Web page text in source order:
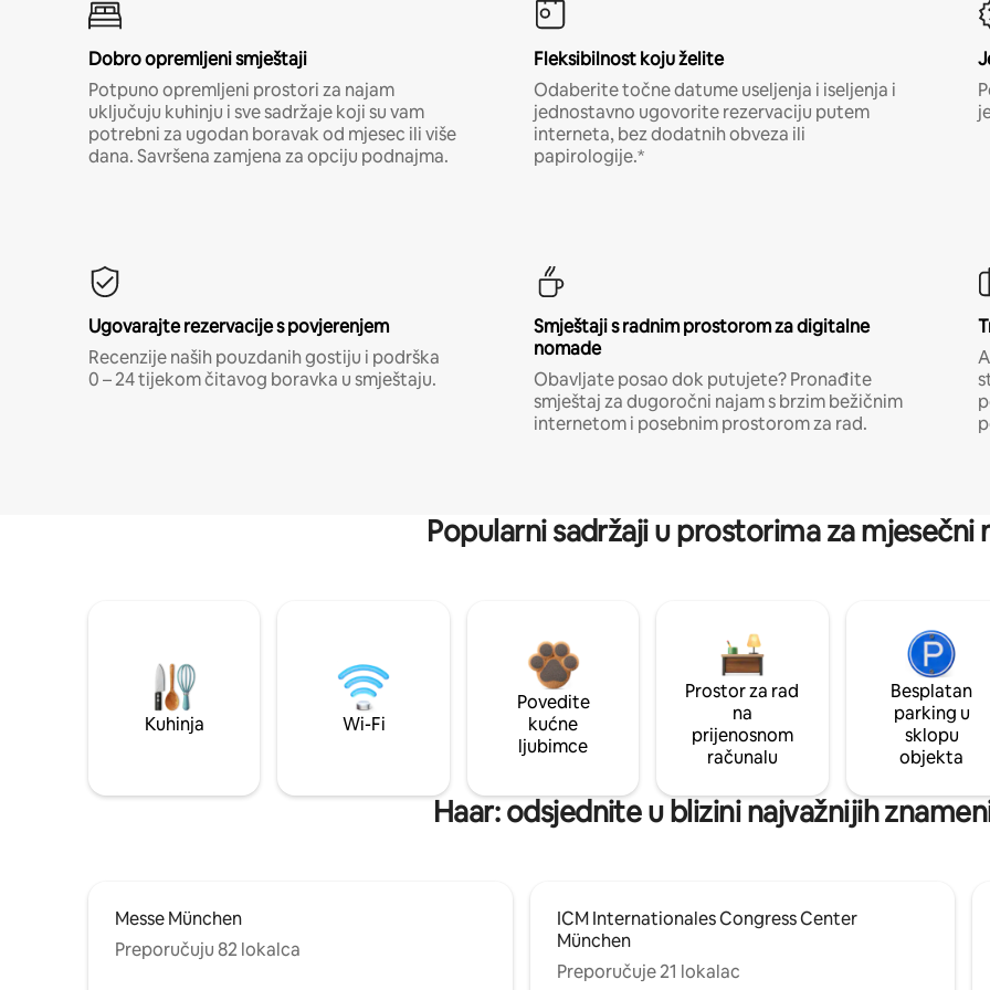
Dobro opremljeni smještaji
Potpuno opremljeni prostori za najam
uključuju kuhinju i sve sadržaje koji su vam
potrebni za ugodan boravak od mjesec ili više
dana. Savršena zamjena za opciju podnajma.
Fleksibilnost koju želite
Odaberite točne datume useljenja i iseljenja i
jednostavno ugovorite rezervaciju putem
interneta, bez dodatnih obveza ili
papirologije.*
Ugovarajte rezervacije s povjerenjem
Recenzije naših pouzdanih gostiju i podrška
0 – 24 tijekom čitavog boravka u smještaju.
Smještaji s radnim prostorom za digitalne
nomade
Obavljate posao dok putujete? Pronađite
smještaj za dugoročni najam s brzim bežičnim
internetom i posebnim prostorom za rad.
Popularni sadržaji u prostorima za mjesečni
Kuhinja Wi-Fi
Povedite
kućne
ljubimce
Prostor za rad
na
prijenosnom
računalu
Besplatan
parking u
sklopu
objekta
Haar: odsjednite u blizini najvažnijih
Messe München
Preporučuju 82 lokalca
ICM Internationales Congress Center
München
Preporučuje 21 lokalac